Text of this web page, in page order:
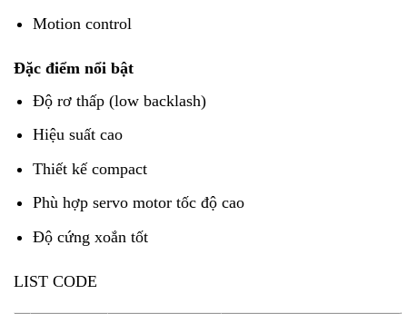
Motion control
Đặc điểm nổi bật
Độ rơ thấp (low backlash)
Hiệu suất cao
Thiết kế compact
Phù hợp servo motor tốc độ cao
Độ cứng xoắn tốt
LIST CODE